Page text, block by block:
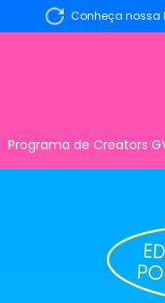
Conheça nossa
Programa de Creators